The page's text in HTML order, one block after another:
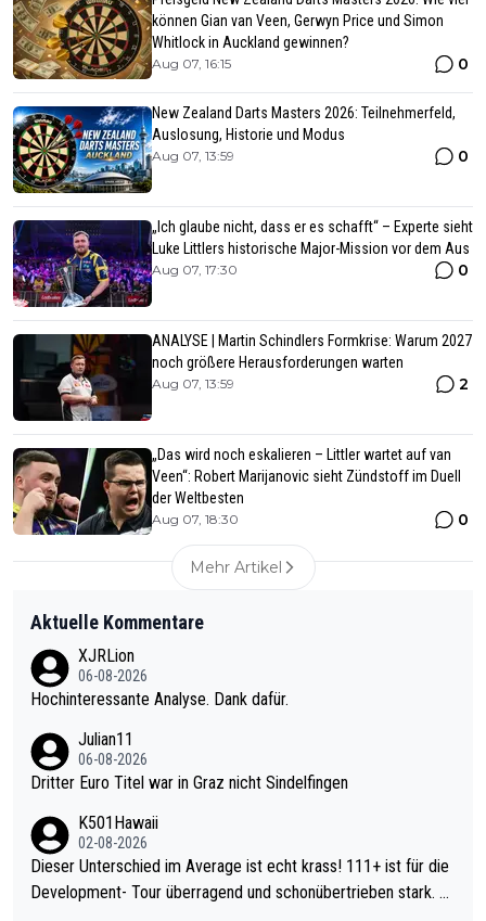
können Gian van Veen, Gerwyn Price und Simon
Whitlock in Auckland gewinnen?
Aug 07, 16:15 0
New Zealand Darts Masters 2026: Teilnehmerfeld,
Auslosung, Historie und Modus
Aug 07, 13:59 0
„Ich glaube nicht, dass er es schafft“ – Experte sieht
Luke Littlers historische Major-Mission vor dem Aus
Aug 07, 17:30 0
ANALYSE | Martin Schindlers Formkrise: Warum 2027
noch größere Herausforderungen warten
Aug 07, 13:59 2
„Das wird noch eskalieren – Littler wartet auf van
Veen“: Robert Marijanovic sieht Zündstoff im Duell
der Weltbesten
Aug 07, 18:30 0
Mehr Artikel
Aktuelle Kommentare
XJRLion
06-08-2026
Hochinteressante Analyse. Dank dafür.
Julian11
06-08-2026
Dritter Euro Titel war in Graz nicht Sindelfingen
K501Hawaii
02-08-2026
Dieser Unterschied im Average ist echt krass! 111+ ist für die
Development- Tour überragend und schonübertrieben stark. U